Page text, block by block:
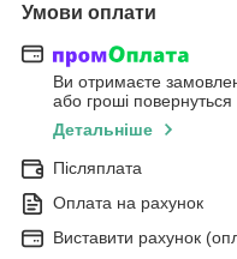
Умови оплати
Ви отримаєте
або гроші
Детальніше
Післяплата
Оплата на рахунок
Виставити рахунок